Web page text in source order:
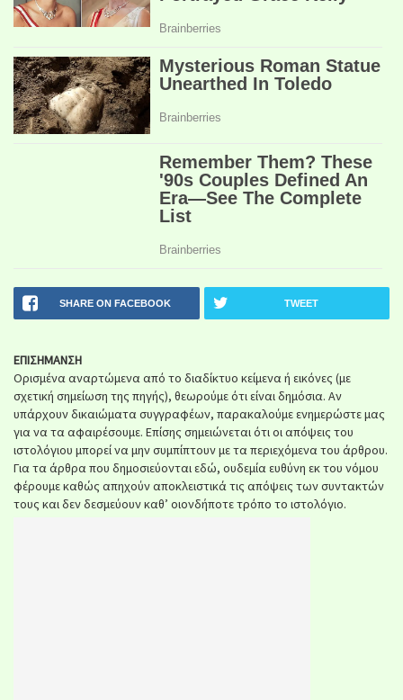
SHARE ON FACEBOOK TWEET
ΕΠΙΣΗΜΑΝΣΗ
Ορισμένα αναρτώμενα από το διαδίκτυο κείμενα ή εικόνες (με
σχετική σημείωση της πηγής), θεωρούμε ότι είναι δημόσια. Αν
υπάρχουν δικαιώματα συγγραφέων, παρακαλούμε ενημερώστε μας
για να τα αφαιρέσουμε. Επίσης σημειώνεται ότι οι απόψεις του
ιστολόγιου μπορεί να μην συμπίπτουν με τα περιεχόμενα του άρθρου.
Για τα άρθρα που δημοσιεύονται εδώ, ουδεμία ευθύνη εκ του νόμου
φέρουμε καθώς απηχούν αποκλειστικά τις απόψεις των συντακτών
τους και δεν δεσμεύουν καθ’ οιονδήποτε τρόπο το ιστολόγιο.